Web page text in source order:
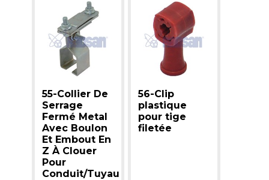
55-Collier De
Serrage
Fermé Metal
Avec Boulon
Et Embout En
Z À Clouer
Pour
Conduit/Tuyau
56-Clip
plastique
pour tige
filetée